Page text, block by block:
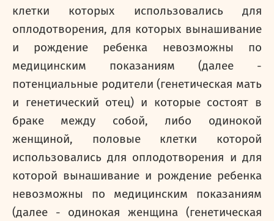
клетки которых использовались для
оплодотворения, для которых вынашивание
и рождение ребенка невозможны по
медицинским показаниям (далее -
потенциальные родители (генетическая мать
и генетический отец) и которые состоят в
браке между собой, либо одинокой
женщиной, половые клетки которой
использовались для оплодотворения и для
которой вынашивание и рождение ребенка
невозможны по медицинским показаниям
(далее - одинокая женщина (генетическая